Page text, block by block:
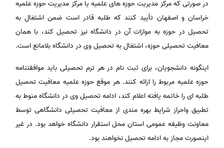
در صورتی که مرکز مدیریت حوزه های علمیه یا مرکز مدیریت حوزه علمیه
خراسان و اصفهان تأیید کنند که طلبه قادر است ضمن اشتغال به
تحصیل در حوزه به موازات آن در دانشگاه نیز تحصیل کند، با همان
معافیت تحصیلی حوزه، اشتغال به تحصیل وی در دانشگاه بلامانع است.
اینگونه دانشجویان، برای ثبت نام در هر ترم تحصیلی باید موافقتنامه
حوزه علمیه مربوط را ارائه کنند. هر موقع حوزه علمیه معافیت تحصیل
طلبه ای را خاتمه یافته اعلام کند، ادامه تحصیل وی در دانشگاه منوط به
تطبیق واحراز شرایط بهره مندی از معافیت تحصیلی دانشگاهی توسط
معاونت وظیفه عمومی استان محل استقرار دانشگاه خواهد بود. در غیر
اینصورت مجاز به ادامه تحصیل نخواهند بود.